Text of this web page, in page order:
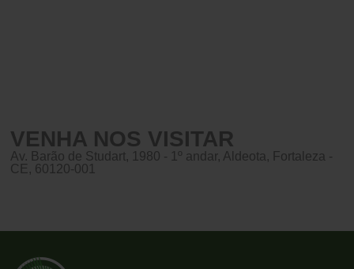
VENHA NOS VISITAR
Av. Barão de Studart, 1980 - 1º andar, Aldeota, Fortaleza -
CE, 60120-001